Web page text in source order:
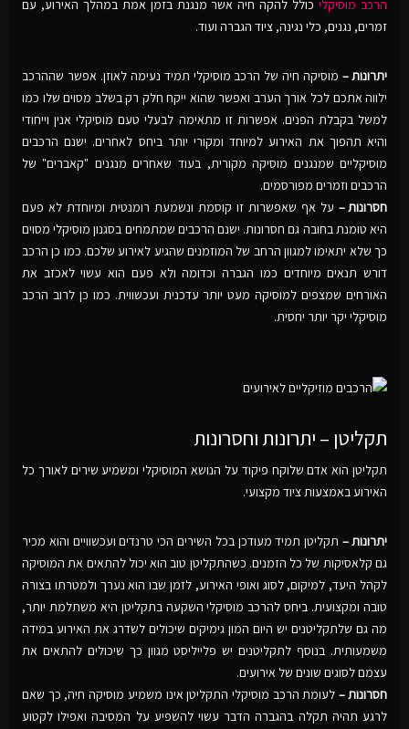
הרכב מוסיקליכולל להקה חיה אשר מנגנת בזמן אמת במהלך האירוע, עם
זמרים, נגנים, כלי נגינה, ציוד הגברה ועוד.
יתרונות –מוסיקה חיה של הרכב מוסיקלי תמיד נעימה לאוזן. אפשר שההרכב
ילווה אתכם לכל אורך הערב ואפשר שהוא ייקח חלק רק בשלב מסוים שלו כמו
למשל בקבלת הפנים. אפשרות זו מתאימה לבעלי טעם מוסיקלי אנין וייחודי
והיא תהפוך את האירוע למיוחד ומקורי יותר ביחס לאחרים. ישנם הרכבים
מוסיקליים שמנגנים מוסיקה מקורית, בעוד שאחרים מנגנים "קאברים" של
הרכבים וזמרים מפורסמים.
חסרונות –על אף שאפשרות זו קוסמת ונשמעת רומנטית ומיוחדת לא פעם
היא טומנת בחובה גם חסרונות. ישנם הרכבים שמתמחים בסגנון מוסיקלי מסוים
כך שלא יתאימו למגוון הרחב של המוזמנים שהגיע לאירוע שלכם. כמו כן הרכב
דורש תנאים מיוחדים כמו הגברה וכדומה ולא פעם הוא עשוי לאכזב את
האורחים שמצפים למוסיקה מעט יותר עדכנית ועכשווית. כמו כן לרוב הרכב
מוסיקלי יקר יותר יחסית.
תקליטן – יתרונות וחסרונות
תקליטן הוא אדם שלוקח פיקוד על הנושא המוסיקלי ומשמיע שירים לאורך כל
האירוע באמצעות ציוד מקצועי.
יתרונות –תקליטן תמיד מעודכן בכל השירים הכי טרנדים ועכשוויים והוא מכיר
גם קלאסיקות של כל הזמנים. כשהתקליטן טוב הוא יכול להתאים את המוסיקה
לקהל היעד, למיקום, לסוג ואופי האירוע, לזמן שבו הוא נערך ולמטרתו בצורה
טובה ומקצועית. ביחס להרכב מוסיקלי השקעה בתקליטן היא משתלמת יותר,
מה גם שלתקליטנים יש היום המון גימיקים שיכולים לשדרג את האירוע במידה
משמעותית. בנוסף לתקליטנים יש פלייליסט מגוון כך שיכולים להתאים את
עצמם לסוגים שונים של אירועים.
חסרונות –לעומת הרכב מוסיקלי התקליטן אינו משמיע מוסיקה חיה, כך שאם
לרגע תהיה תקלה בהגברה הדבר עשוי להשפיע על המסיבה ואפילו לקטוע